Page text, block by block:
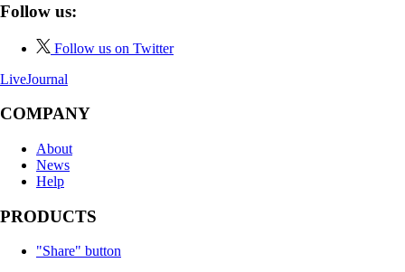
Follow us:
Follow us on Twitter
LiveJournal
COMPANY
About
News
Help
PRODUCTS
"Share" button